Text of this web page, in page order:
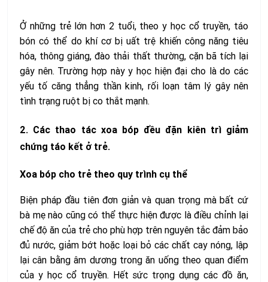
Ở những trẻ lớn hơn 2 tuổi, theo y học cổ truyền, táo
bón có thể do khí cơ bị uất trệ khiến công năng tiêu
hóa, thông giáng, đào thải thất thường, cặn bã tích lại
gây nên. Trường hợp này y học hiện đại cho là do các
yếu tố căng thẳng thần kinh, rối loạn tâm lý gây nên
tình trạng ruột bị co thắt mạnh.
2. Các thao tác xoa bóp đều đặn kiên trì giảm
chứng táo kết ở trẻ.
Xoa bóp cho trẻ theo quy trình cụ thể
Biện pháp đầu tiên đơn giản và quan trọng mà bất cứ
bà mẹ nào cũng có thể thực hiện được là điều chỉnh lại
chế độ ăn của trẻ cho phù hợp trên nguyên tắc đảm bảo
đủ nước, giảm bớt hoặc loại bỏ các chất cay nóng, lập
lại cân bằng âm dương trong ăn uống theo quan điểm
của y học cổ truyền. Hết sức trọng dụng các đồ ăn,